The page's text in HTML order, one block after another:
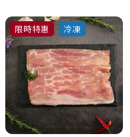
限時特惠 冷凍